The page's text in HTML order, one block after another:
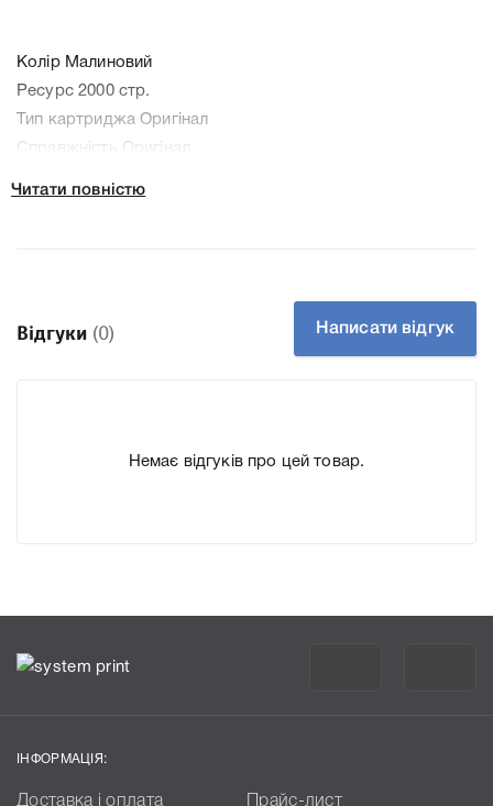
Колір Малиновий
Ресурс 2000 стр.
Тип картриджа Оригінал
Справжність Оригінал
друкувальної техніки, до якого підходить Картридж OKI
43872322 (43872306) Magenta, що дозволить Вам легко
підтвердити правильність вибору.
Читати повністю
Відгуки (0) Написати відгук
Немає відгуків про цей товар.
ІНФОРМАЦІЯ:
Доставка і оплата Прайс-лист